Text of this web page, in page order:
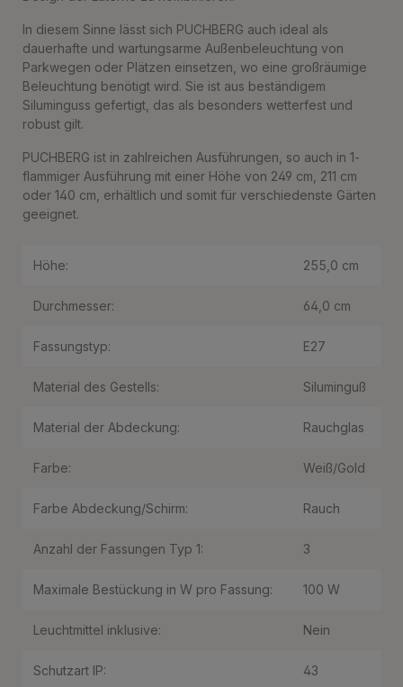
In diesem Sinne lässt sich PUCHBERG auch ideal als
dauerhafte und wartungsarme Außenbeleuchtung von
Parkwegen oder Plätzen einsetzen, wo eine großräumige
Beleuchtung benötigt wird. Sie ist aus beständigem
Siluminguss gefertigt, das als besonders wetterfest und
robust gilt.
PUCHBERG ist in zahlreichen Ausführungen, so auch in 1-
flammiger Ausführung mit einer Höhe von 249 cm, 211 cm
oder 140 cm, erhältlich und somit für verschiedenste Gärten
geeignet.
Höhe: 255,0 cm
Durchmesser: 64,0 cm
Fassungstyp: E27
Material des Gestells: Siluminguß
Material der Abdeckung: Rauchglas
Farbe: Weiß/Gold
Farbe Abdeckung/Schirm: Rauch
Anzahl der Fassungen Typ 1: 3
Maximale Bestückung in W pro Fassung: 100 W
Leuchtmittel inklusive: Nein
Schutzart IP: 43